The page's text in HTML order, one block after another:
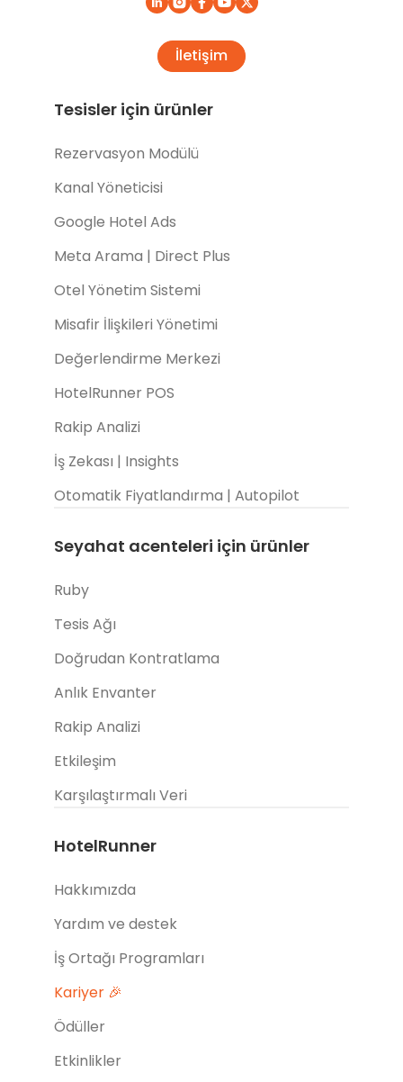
İletişim
Tesisler için ürünler
Rezervasyon Modülü
Kanal Yöneticisi
Google Hotel Ads
Meta Arama | Direct Plus
Otel Yönetim Sistemi
Misafir İlişkileri Yönetimi
Değerlendirme Merkezi
HotelRunner POS
Rakip Analizi
İş Zekası | Insights
Otomatik Fiyatlandırma | Autopilot
Seyahat acenteleri için ürünler
Ruby
Tesis Ağı
Doğrudan Kontratlama
Anlık Envanter
Rakip Analizi
Etkileşim
Karşılaştırmalı Veri
HotelRunner
Hakkımızda
Yardım ve destek
İş Ortağı Programları
Kariyer 🎉
Ödüller
Etkinlikler